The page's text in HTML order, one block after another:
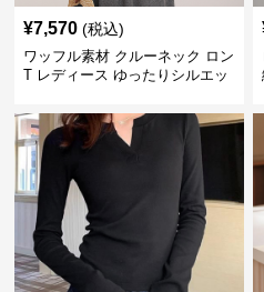
¥7,570 (税込)
ワッフル素材 クルーネック ロン
T レディース ゆったりシルエッ